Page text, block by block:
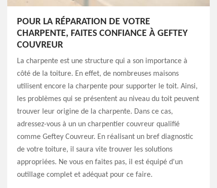
POUR LA RÉPARATION DE VOTRE
CHARPENTE, FAITES CONFIANCE À GEFTEY
COUVREUR
La charpente est une structure qui a son importance à
côté de la toiture. En effet, de nombreuses maisons
utilisent encore la charpente pour supporter le toit. Ainsi,
les problèmes qui se présentent au niveau du toit peuvent
trouver leur origine de la charpente. Dans ce cas,
adressez-vous à un un charpentier couvreur qualifié
comme Geftey Couvreur. En réalisant un bref diagnostic
de votre toiture, il saura vite trouver les solutions
appropriées. Ne vous en faites pas, il est équipé d'un
outillage complet et adéquat pour ce faire.